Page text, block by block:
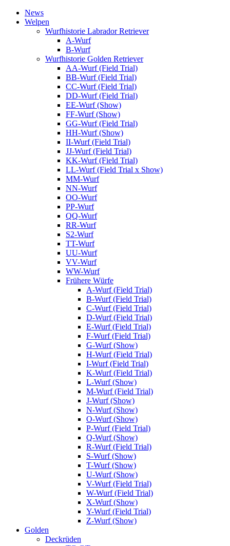
News
Welpen
Wurfhistorie Labrador Retriever
A-Wurf
B-Wurf
Wurfhistorie Golden Retriever
AA-Wurf (Field Trial)
BB-Wurf (Field Trial)
CC-Wurf (Field Trial)
DD-Wurf (Field Trial)
EE-Wurf (Show)
FF-Wurf (Show)
GG-Wurf (Field Trial)
HH-Wurf (Show)
II-Wurf (Field Trial)
JJ-Wurf (Field Trial)
KK-Wurf (Field Trial)
LL-Wurf (Field Trial x Show)
MM-Wurf
NN-Wurf
OO-Wurf
PP-Wurf
QQ-Wurf
RR-Wurf
S2-Wurf
TT-Wurf
UU-Wurf
VV-Wurf
WW-Wurf
Frühere Würfe
A-Wurf (Field Trial)
B-Wurf (Field Trial)
C-Wurf (Field Trial)
D-Wurf (Field Trial)
E-Wurf (Field Trial)
F-Wurf (Field Trial)
G-Wurf (Show)
H-Wurf (Field Trial)
I-Wurf (Field Trial)
K-Wurf (Field Trial)
L-Wurf (Show)
M-Wurf (Field Trial)
J-Wurf (Show)
N-Wurf (Show)
O-Wurf (Show)
P-Wurf (Field Trial)
Q-Wurf (Show)
R-Wurf (Field Trial)
S-Wurf (Show)
T-Wurf (Show)
U-Wurf (Show)
V-Wurf (Field Trial)
W-Wurf (Field Trial)
X-Wurf (Show)
Y-Wurf (Field Trial)
Z-Wurf (Show)
Golden
Deckrüden